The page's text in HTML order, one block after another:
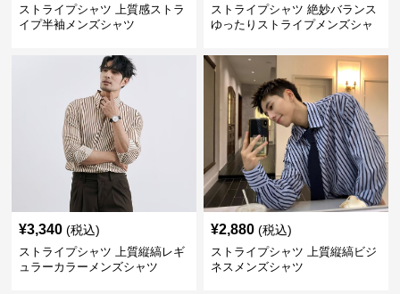
ストライプシャツ 上質感ストラ
イプ半袖メンズシャツ
ストライプシャツ 絶妙バランス
ゆったりストライプメンズシャ
¥3,340 (税込)
ストライプシャツ 上質縦縞レギ
ュラーカラーメンズシャツ
¥2,880 (税込)
ストライプシャツ 上質縦縞ビジ
ネスメンズシャツ